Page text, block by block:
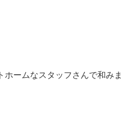
ームなスタッフさんで和みま